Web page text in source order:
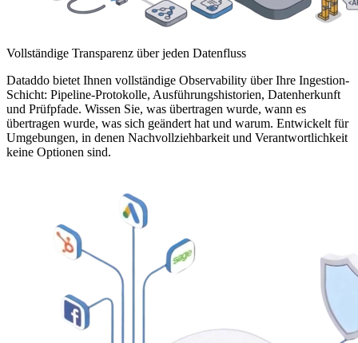
Vollständige Transparenz über jeden Datenfluss
Dataddo bietet Ihnen vollständige Observability über Ihre Ingestion-
Schicht: Pipeline-Protokolle, Ausführungshistorien, Datenherkunft
und Prüfpfade. Wissen Sie, was übertragen wurde, wann es
übertragen wurde, was sich geändert hat und warum. Entwickelt für
Umgebungen, in denen Nachvollziehbarkeit und Verantwortlichkeit
keine Optionen sind.